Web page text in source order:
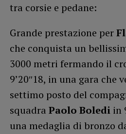
tra corsie e pedane:
Grande prestazione per
che conquista un
3000 metri fermando il
9’20″18, in una gara che
settimo posto del
squadra Paolo Boledi in
una medaglia di bronzo